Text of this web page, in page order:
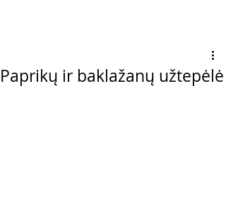
Paprikų ir baklažanų užtepėlė